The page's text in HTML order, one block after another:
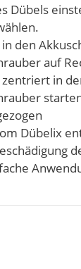
Dübels
den
auf
in
Dübelix